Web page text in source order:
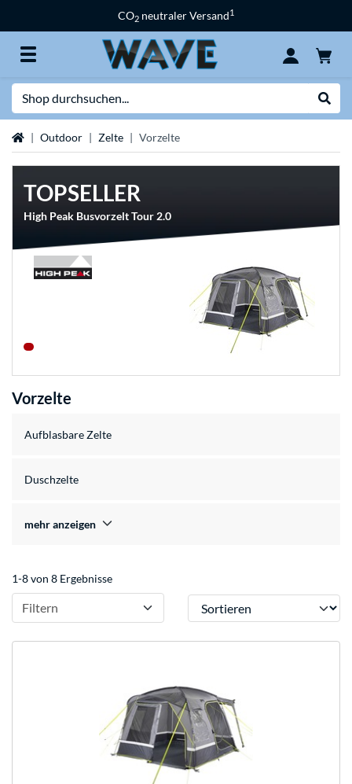
CO2 neutraler Versand1
StartseiteOutdoor Zelte Vorzelte
TOPSELLER
High Peak Busvorzelt Tour 2.0
Vorzelte
Aufblasbare Zelte
Duschzelte
mehr anzeigen
1-8 von 8 Ergebnisse
Filtern Sortieren